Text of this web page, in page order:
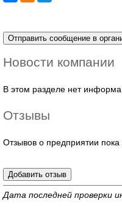
Новости компании
В этом разделе нет
Отзывы
Отзывов о предприятии пока
Дата последней проверки